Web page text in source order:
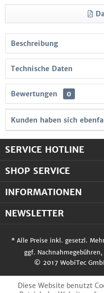
Beschreibung
Technische Daten
Bewertungen 0
Kunden haben sich
SERVICE HOTLINE
SHOP SERVICE
INFORMATIONEN
NEWSLETTER
* Alle Preise inkl. gesetzl.
ggf.
© 2017 WobiTec
Diese Website benutzt